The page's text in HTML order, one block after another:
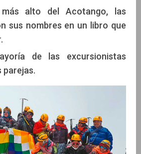
alto del Acotango, las
sus nombres en un libro que
de las excursionistas
parejas.